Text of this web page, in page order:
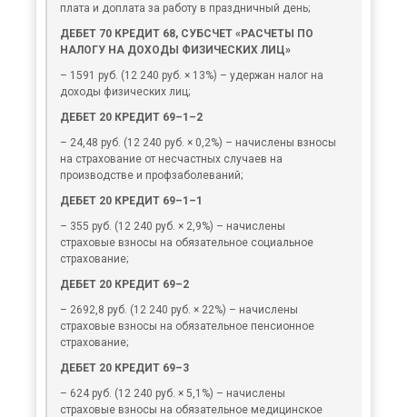
плата и доплата за работу в праздничный день;
ДЕБЕТ 70 КРЕДИТ 68, СУБСЧЕТ «РАСЧЕТЫ ПО
НАЛОГУ НА ДОХОДЫ ФИЗИЧЕСКИХ ЛИЦ»
– 1591 руб. (12 240 руб. × 13%) – удержан налог на
доходы физических лиц;
ДЕБЕТ 20 КРЕДИТ 69–1–2
– 24,48 руб. (12 240 руб. × 0,2%) – начислены взносы
на страхование от несчастных случаев на
производстве и профзаболеваний;
ДЕБЕТ 20 КРЕДИТ 69–1–1
– 355 руб. (12 240 руб. × 2,9%) – начислены
страховые взносы на обязательное социальное
страхование;
ДЕБЕТ 20 КРЕДИТ 69–2
– 2692,8 руб. (12 240 руб. × 22%) – начислены
страховые взносы на обязательное пенсионное
страхование;
ДЕБЕТ 20 КРЕДИТ 69–3
– 624 руб. (12 240 руб. × 5,1%) – начислены
страховые взносы на обязательное медицинское